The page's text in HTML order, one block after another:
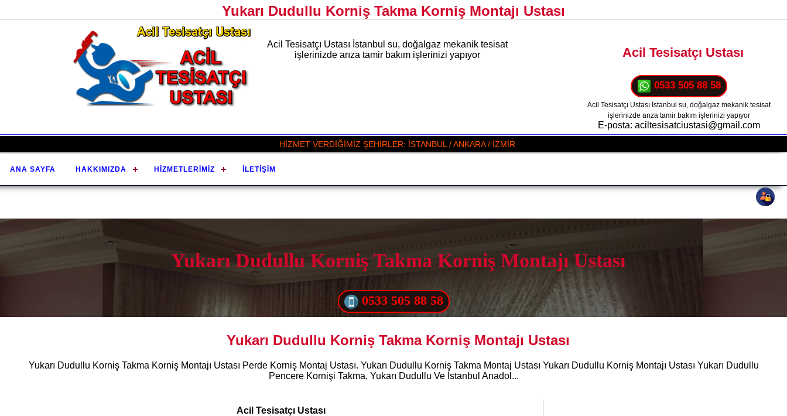
Yukarı Dudullu Korniş Takma Korniş Montajı Ustası
Acil Tesisatçı Ustası İstanbul su, doğalgaz mekanik tesisat
işlerinizde arıza tamir bakım işlerinizi yapıyor
Acil Tesisatçı Ustası
0533 505 88 58
Acil Tesisatçı Ustası İstanbul su, doğalgaz mekanik tesisat
işlerinizde arıza tamir bakım işlerinizi yapıyor
E-posta: aciltesisatciustasi@gmail.com
HİZMET VERDİĞİMİZ ŞEHİRLER: İSTANBUL / ANKARA / İZMİR
ANA SAYFA HAKKIMIZDA HIZMETLERIMIZ İLETIŞIM
Yukarı Dudullu Korniş Takma Korniş Montajı Ustası
0533 505 88 58
Yukarı Dudullu Korniş Takma Korniş Montajı Ustası
Yukarı Dudullu Korniş Takma Korniş Montajı Ustası Perde Korniş Montaj Ustası. Yukarı Dudullu Korniş Takma Montaj Ustası Yukarı Dudullu Korniş Montajı Ustası Yukarı Dudullu
Pencere Kornişi Takma, Yukarı Dudullu Ve İstanbul Anadol...
Acil Tesisatçı Ustası